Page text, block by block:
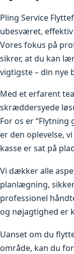
Pling Service
ubesværet,
Vores fokus på
sikrer, at du kan
vigtigste – din nye
Med et erfarent
skræddersyede
For os er
er den oplevelse,
kasse er sat på
Vi dækker alle
planlægning,
professionel
og nøjagtighed er
Uanset om du
område, kan du